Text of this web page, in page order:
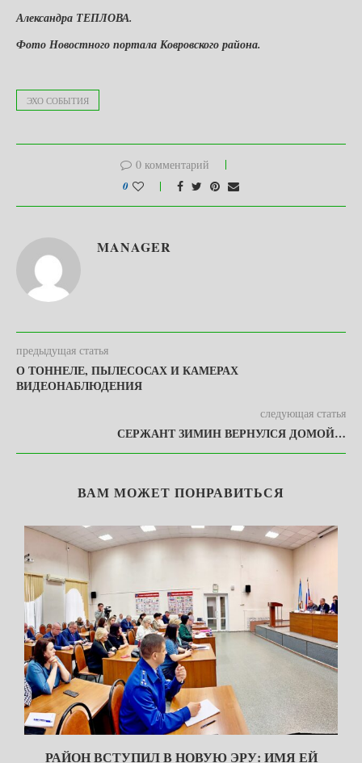
Александра ТЕПЛОВА.
Фото Новостного портала Ковровского района.
ЭХО СОБЫТИЯ
0 комментарий
0
MANAGER
предыдущая статья
О ТОННЕЛЕ, ПЫЛЕСОСАХ И КАМЕРАХ
ВИДЕОНАБЛЮДЕНИЯ
следующая статья
СЕРЖАНТ ЗИМИН ВЕРНУЛСЯ ДОМОЙ…
ВАМ МОЖЕТ ПОНРАВИТЬСЯ
РАЙОН ВСТУПИЛ В НОВУЮ ЭРУ: ИМЯ ЕЙ